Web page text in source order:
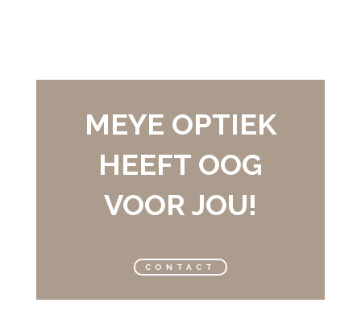
MEYE OPTIEK
HEEFT OOG
VOOR JOU!
CONTACT